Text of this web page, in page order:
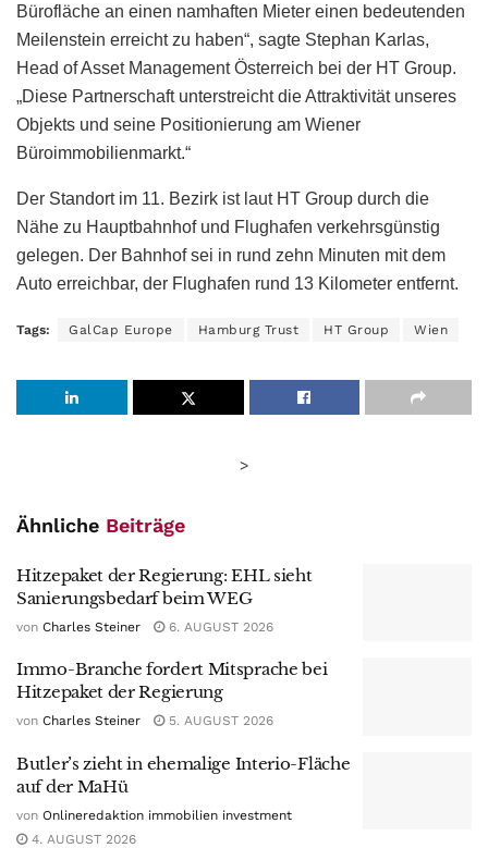
Bürofläche an einen namhaften Mieter einen bedeutenden
Meilenstein erreicht zu haben“, sagte Stephan Karlas,
Head of Asset Management Österreich bei der HT Group.
„Diese Partnerschaft unterstreicht die Attraktivität unseres
Objekts und seine Positionierung am Wiener
Büroimmobilienmarkt.“
Der Standort im 11. Bezirk ist laut HT Group durch die
Nähe zu Hauptbahnhof und Flughafen verkehrsgünstig
gelegen. Der Bahnhof sei in rund zehn Minuten mit dem
Auto erreichbar, der Flughafen rund 13 Kilometer entfernt.
Tags: GalCap Europe Hamburg Trust HT Group Wien
>
Ähnliche Beiträge
Hitzepaket der Regierung: EHL sieht
Sanierungsbedarf beim WEG
von Charles Steiner 6. AUGUST 2026
Immo-Branche fordert Mitsprache bei
Hitzepaket der Regierung
von Charles Steiner 5. AUGUST 2026
Butler’s zieht in ehemalige Interio-Fläche
auf der MaHü
von Onlineredaktion immobilien investment
4. AUGUST 2026